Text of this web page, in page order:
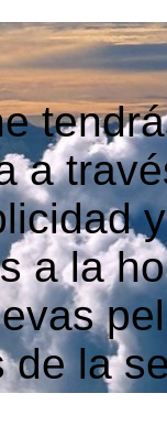
a
a la
de la